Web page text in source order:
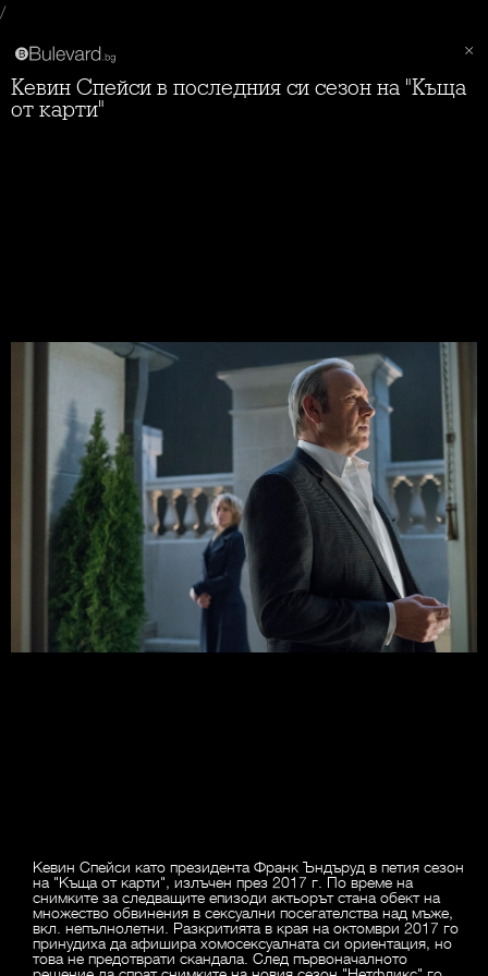
/
Кевин Спейси в последния си сезон на "Къща
от карти"
Кевин Спейси като президента Франк Ъндъруд в петия сезон
на "Къща от карти", излъчен през 2017 г. По време на
снимките за следващите епизоди актьорът стана обект на
множество обвинения в сексуални посегателства над мъже,
вкл. непълнолетни. Разкритията в края на октомври 2017 го
принудиха да афишира хомосексуалната си ориентация, но
това не предотврати скандала. След първоначалното